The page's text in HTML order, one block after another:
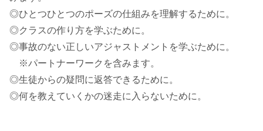
◎ひとつひとつのポーズの仕組みを理解するために。
◎クラスの作り方を学ぶために。
◎事故のない正しいアジャストメントを学ぶために。
※パートナーワークを含みます。
◎生徒からの疑問に返答できるために。
◎何を教えていくかの迷走に入らないために。